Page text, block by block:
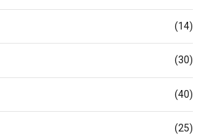
(14)
(30)
(40)
(25)